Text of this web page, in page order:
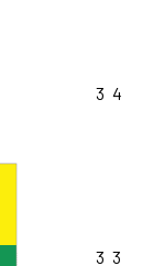
3 4
3 3